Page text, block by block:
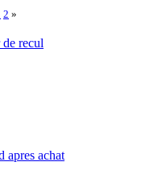
2 »
recul
apres achat